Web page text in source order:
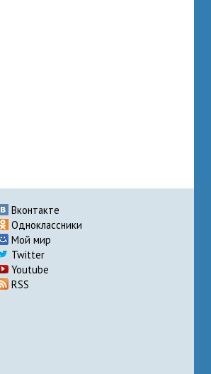
Вконтакте
Одноклассники
Мой мир
Twitter
Youtube
RSS